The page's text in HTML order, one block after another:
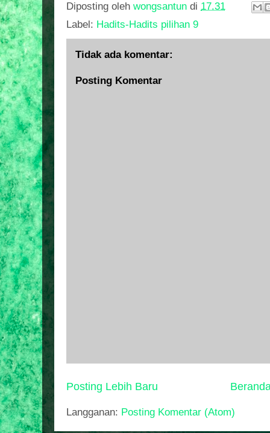
Diposting oleh wongsantun di 17.31
Label: Hadits-Hadits pilihan 9
Tidak ada komentar:
Posting Komentar
Posting Lebih Baru
Langganan: Posting Komentar (Atom)